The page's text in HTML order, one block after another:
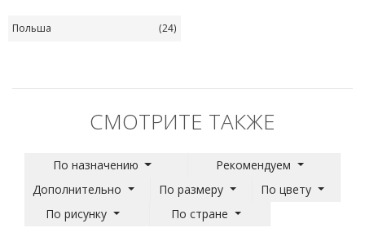
Польша (24)
СМОТРИТЕ ТАКЖЕ
По назначению
Рекомендуем
Дополнительно
По размеру
По цвету
По рисунку
По стране